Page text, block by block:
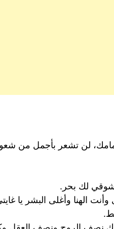
لن تشعر بأجمل من
لك بحر.
الهنا وأغلى البشر يا